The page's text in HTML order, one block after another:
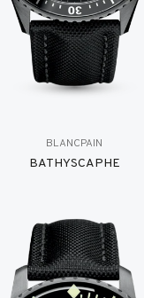
BLANCPAIN
BATHYSCAPHE